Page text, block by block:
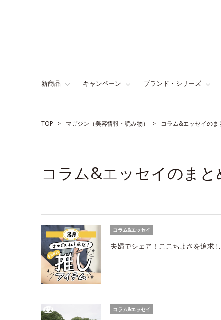
新商品 キャンペーン ブランド・シリーズ
TOP マガジン（美容情報・読み物） コラム&エッセイのま
コラム&エッセイのまと
コラム&エッセイ
夫婦でシェア！ここちよさを追求
コラム&エッセイ